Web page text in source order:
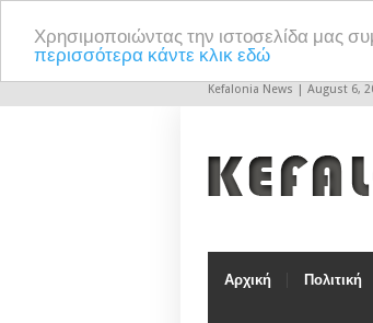
Χρησιμοποιώντας την ιστοσελίδα μας
περισσότερα κάντε κλικ εδώ
Kefalonia News | August 6,
Αρχική Πολιτική